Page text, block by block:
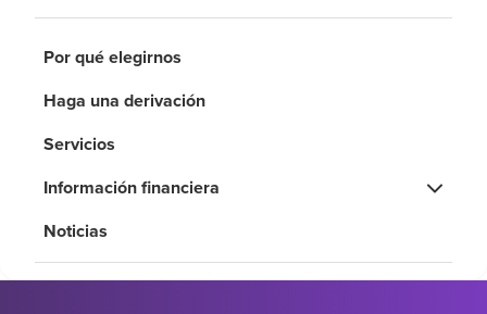
Pacientes y cuidadores
Acerca de nosotros
Por qué elegirnos
Haga una derivación
Servicios
Información financiera
Noticias